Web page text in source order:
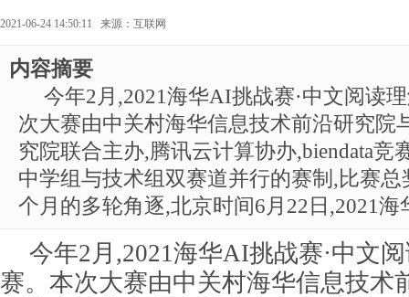
2021-06-24 14:50:11 来源： 互联网
内容摘要
今年2月,2021海华AI挑战赛·中文阅读
次大赛由中关村海华信息技术前沿研究院
究院联合主办,腾讯云计算协办,biendata竞
中学组与技术组双赛道并行的赛制,比赛
个月的多轮角逐,北京时间6月22日,2021
今年2月,2021海华AI挑战赛·中文
赛。本次大赛由中关村海华信息技术